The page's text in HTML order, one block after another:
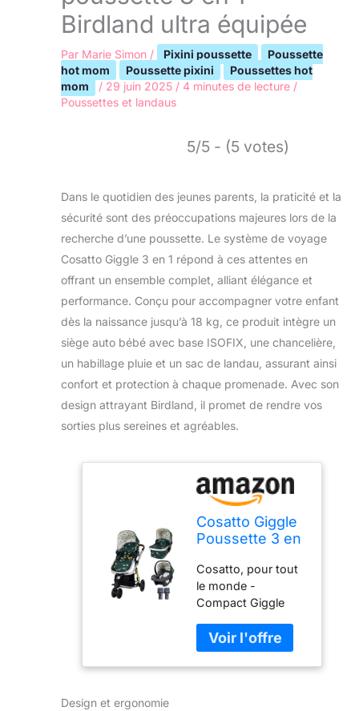
Birdland ultra équipée
Par Marie Simon / Pixini poussette
Poussette
hot mom
Poussette pixini
Poussettes hot
mom
/ 29 juin 2025 / 4 minutes de lecture /
Poussettes et landaus
5/5 - (5 votes)
Dans le quotidien des jeunes parents, la praticité et la
sécurité sont des préoccupations majeures lors de la
recherche d’une poussette. Le système de voyage
Cosatto Giggle 3 en 1 répond à ces attentes en
offrant un ensemble complet, alliant élégance et
performance. Conçu pour accompagner votre enfant
dès la naissance jusqu’à 18 kg, ce produit intègre un
siège auto bébé avec base ISOFIX, une chancelière,
un habillage pluie et un sac de landau, assurant ainsi
confort et protection à chaque promenade. Avec son
design attrayant Birdland, il promet de rendre vos
sorties plus sereines et agréables.
Cosatto Giggle
Poussette 3 en
voyage, dès la
Naissance à
18kg - Siège
Auto Bebe,
ISOFIX base,
Chancelière,
Habillage Pluie
Cosatto, pour tout
le monde -
Compact Giggle
est votre héros à
emporter partout, à
ranger partout avec
Design et ergonomie